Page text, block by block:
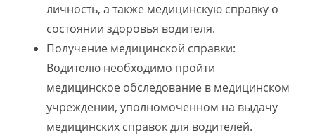
личность, а также медицинскую справку о
состоянии здоровья водителя.
Получение медицинской справки:
Водителю необходимо пройти
медицинское обследование в медицинском
учреждении, уполномоченном на выдачу
медицинских справок для водителей.